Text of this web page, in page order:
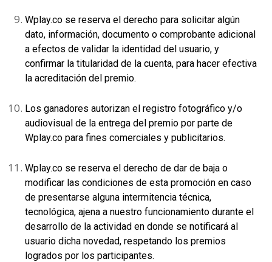
Wplay.co se reserva el derecho para solicitar algún
dato, información, documento o comprobante adicional
a efectos de validar la identidad del usuario, y
confirmar la titularidad de la cuenta, para hacer efectiva
la acreditación del premio.
Los ganadores autorizan el registro fotográfico y/o
audiovisual de la entrega del premio por parte de
Wplay.co para fines comerciales y publicitarios.
Wplay.co se reserva el derecho de dar de baja o
modificar las condiciones de esta promoción en caso
de presentarse alguna intermitencia técnica,
tecnológica, ajena a nuestro funcionamiento durante el
desarrollo de la actividad en donde se notificará al
usuario dicha novedad, respetando los premios
logrados por los participantes.